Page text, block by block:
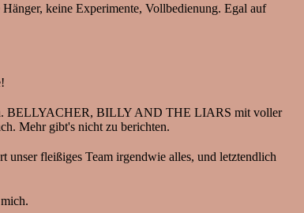
keine Experimente, Vollbedienung. Egal auf
BELLYACHER, BILLY AND THE LIARS mit voller
Mehr gibt's nicht zu berichten.
fleißiges Team irgendwie alles, und letztendlich